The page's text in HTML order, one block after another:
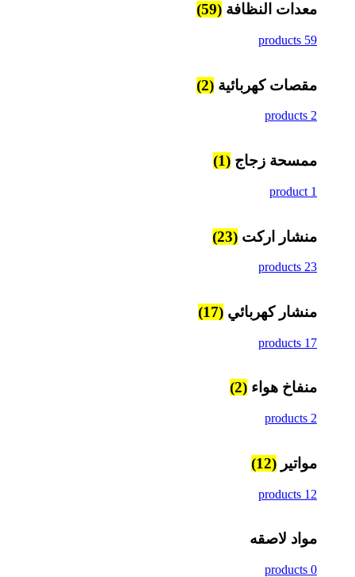
معدات النظافة (59)
59 products
مقصات كهربائية (2)
2 products
ممسحة زجاج (1)
1 product
منشار اركت (23)
23 products
منشار كهربائي (17)
17 products
منفاخ هواء (2)
2 products
مواتير (12)
12 products
مواد لاصقه
0 products